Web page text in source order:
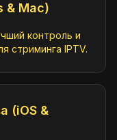
& Mac)
контроль и
стриминга IPTV.
(iOS &